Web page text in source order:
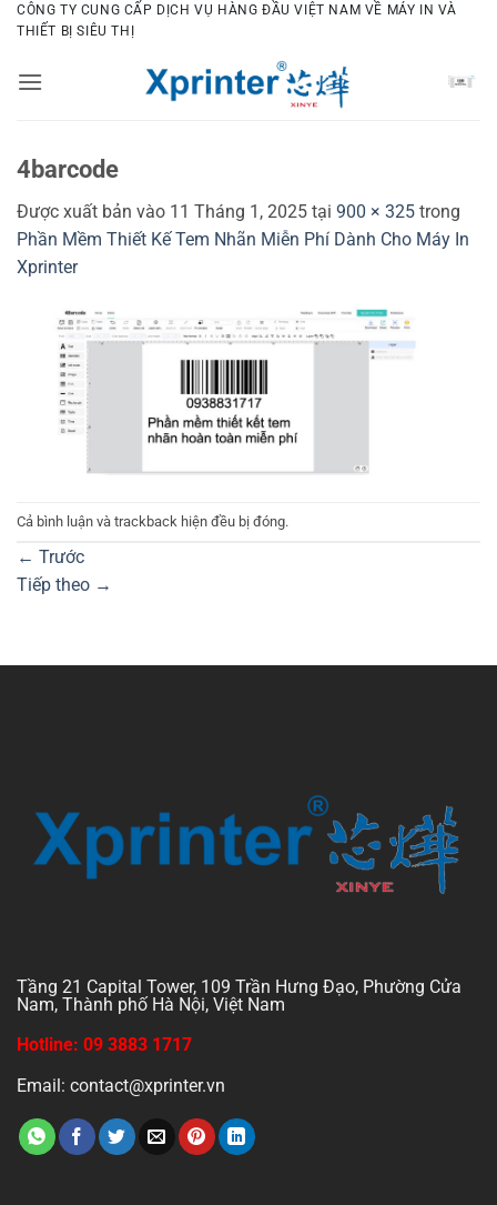
Bỏ
qua
dung
CÔNG TY CUNG CẤP DỊCH VỤ HÀNG ĐẦU VIỆT NAM VỀ MÁY IN VÀ
THIẾT BỊ SIÊU THỊ
4barcode
Được xuất bản vào 11 Tháng 1, 2025 tại 900 × 325 trong
Phần Mềm Thiết Kế Tem Nhãn Miễn Phí Dành Cho Máy In
Xprinter
Cả bình luận và trackback hiện đều bị đóng.
← Trước
Tiếp theo →
Tầng 21 Capital Tower, 109 Trần Hưng Đạo, Phường Cửa
Nam, Thành phố Hà Nội, Việt Nam
Hotline: 09 3883 1717
Email: contact@xprinter.vn